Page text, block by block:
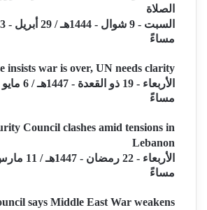
الصلاة
مساءً
insists war is over, UN needs clarity
مساءً
Council clashes amid tensions in
Lebanon
مساءً
says Middle East War weakens